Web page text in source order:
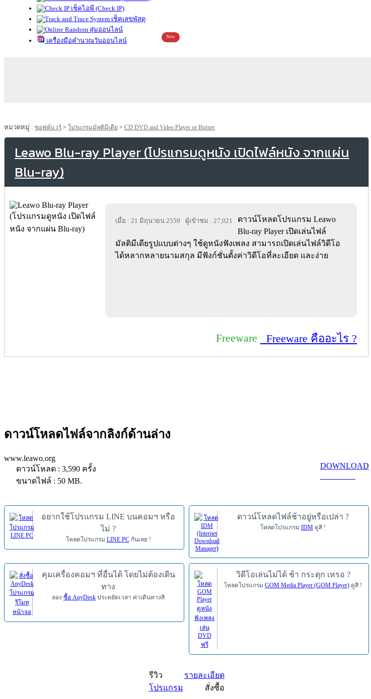
เช็คไอพี (Check IP)
เช็คเลขพัสดุ
สุ่มออนไลน์
เครื่องมือคำนวณวันออนไลน์
New
หมวดหมู่ : ซอฟต์แวร์ > โปรแกรมมัลติมีเดีย > CD DVD and Video Player or Burner
Leawo Blu-ray Player (โปรแกรมดูหนัง เปิดไฟล์หนัง จากแผ่น
Blu-ray)
เมื่อ : 21 มิถุนายน 2559 ผู้เข้าชม : 27,021
ดาวน์โหลดโปรแกรม Leawo
Blu-ray Player เปิดเล่นไฟล์
มัลติมีเดียรูปแบบต่างๆ ใช้ดูหนังฟังเพลง สามารถเปิดเล่นไฟล์วิดีโอ
ได้หลากหลายนามสกุล มีฟังก์ชั่นตั้งค่าวิดีโอที่ละเอียด และง่าย
Freeware Freeware คืออะไร ?
ดาวน์โหลดไฟล์จากลิงก์ด้านล่าง
www.leawo.org
ดาวน์โหลด : 3,590 ครั้ง
ขนาดไฟล์ : 50 MB.
DOWNLOAD
อยากใช้โปรแกรม LINE บนคอมฯ หรือ
ไม่ ?
โหลดโปรแกรม LINE PCกันเลย !
ดาวน์โหลดไฟล์ช้าอยู่หรือเปล่า ?
โหลดโปรแกรม IDM ดูสิ !
คุมเครื่องคอมฯ ที่อื่นได้ โดยไม่ต้องเดิน
ทาง
ลอง ซื้อ AnyDesk ประหยัดเวลา ค่าเดินทางสิ
วิดีโอเล่นไม่ได้ ช้า กระตุก เหรอ ?
โหลดโปรแกรม GOM Media Player (GOM Player) ดูสิ !
รีวิว
รายละเอียด
โปรแกรม
สั่งซื้อ